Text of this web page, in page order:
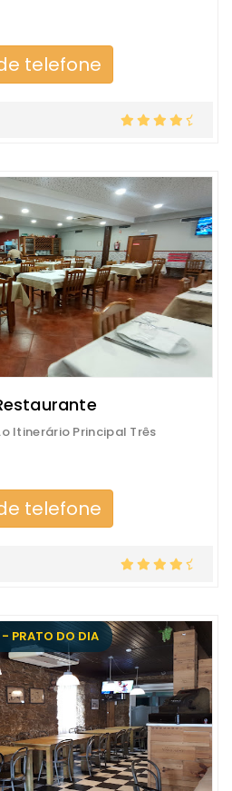
telefone
Itinerário Principal Três
telefone
- PRATO DO DIA